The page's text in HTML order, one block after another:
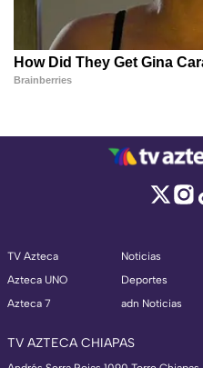
TV Azteca
Azteca UNO
Azteca 7
Noticias
Deportes
adn Noticias
TV AZTECA CHIAPAS